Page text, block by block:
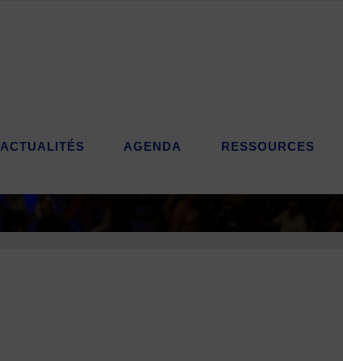
ACTUALITÉS AGENDA RESSOURCES